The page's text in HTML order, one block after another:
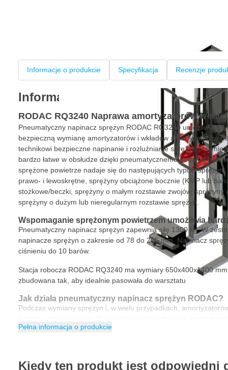
Informacje o produkcie Specyfikacja Recenzje
Informacje o produkcie
RODAC RQ3240 Naprawa amortyzatorów w
Pneumatyczny napinacz sprężyn RODAC RQ3240 umożliwia
bezpieczną wymianę amortyzatorów i wkładów amortyzatorów
technikowi bezpieczne napinanie i rozluźnianie sprężyn przy
bardzo łatwe w obsłudze dzięki pneumatycznemu pedałowi
sprężone powietrze nadaje się do następujących typów
prawo- i lewoskrętne, sprężyny obciążone bocznie (KMP lub
stożkowe/beczki, sprężyny o małym rozstawie zwojów, sprężyny
sprężyny o dużym lub nieregularnym rozstawie sprężyn.
Wspomaganie sprężonym powietrzem umożliwia
Pneumatyczny napinacz sprężyn zapewnia siłę 1300 kg. W
napinacze sprężyn o zakresie od 78 do 205 mm. Napinacz
ciśnieniu do 10 barów.
Stacja robocza RODAC RQ3240 ma wymiary 650x400x1400
zbudowana tak, aby idealnie pasowała do warsztatu
Jak działa pneumatyczny napinacz sprężyn RODAC?
Podczas wymiany sprężyn i, w wielu przypadkach,
samochodów dostawczych i 4x4, niektóre warsztaty nie mają
Zdając sobie sprawę, że bezpieczeństwo i wydajność są
Pełna informacja o produkcie
Kiedy ten produkt jest odpowiedni